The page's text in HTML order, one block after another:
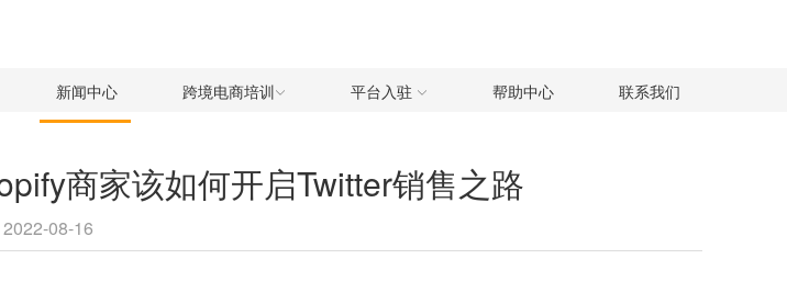
新闻中心 跨境电商培训 平台入驻 帮助中心 联系我们
商家该如何开启Twitter销售之路
2022-08-16